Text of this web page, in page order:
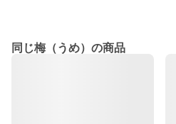
同じ梅（うめ）の商品